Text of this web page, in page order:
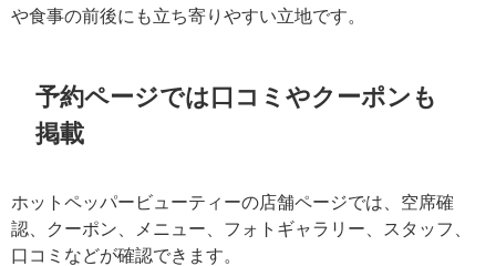
や食事の前後にも立ち寄りやすい立地です。
予約ページでは口コミやクーポンも
掲載
ホットペッパービューティーの店舗ページでは、空席確
認、クーポン、メニュー、フォトギャラリー、スタッフ、
口コミなどが確認できます。